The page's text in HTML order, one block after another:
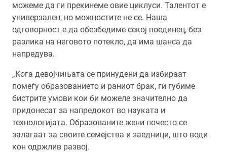
можеме да ги прекинеме овие циклуси. Талентот е
универзален, но можностите не се. Наша
одговорност е да обезбедиме секој поединец, без
разлика на неговото потекло, да има шанса да
напредува.
„Кога девојчињата се принудени да избираат
помеѓу образованието и раниот брак, ги губиме
бистрите умови кои би можеле значително да
придонесат за напредокот во науката и
технологијата. Образованите жени почесто се
залагаат за своите семејства и заедници, што води
кон одржлив развој.